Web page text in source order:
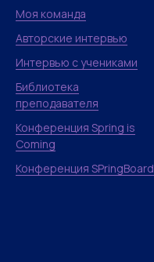
Моя команда
Авторские интервью
Интервью с учениками
Библиотека
преподавателя
Конференция Spring is
Coming
Конференция SPringBoard